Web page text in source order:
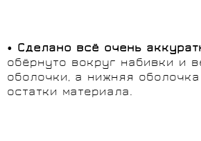
• Сделано всё очень
обёрнуто вокруг набивки и
оболочки, а нижняя
остатки материала.